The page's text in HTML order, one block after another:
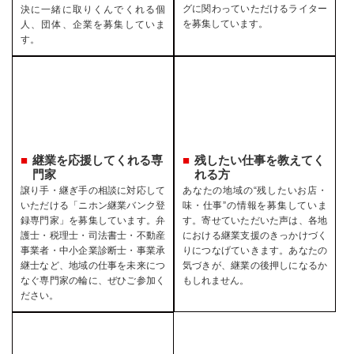
決に一緒に取りくんでくれる個
人、団体、企業を募集していま
す。
グに関わっていただけるライター
を募集しています。
継業を応援してくれる専
門家
譲り手・継ぎ手の相談に対応して
いただける「ニホン継業バンク登
録専門家」を募集しています。弁
護士・税理士・司法書士・不動産
事業者・中小企業診断士・事業承
継士など、地域の仕事を未来につ
なぐ専門家の輪に、ぜひご参加く
ださい。
残したい仕事を教えてく
れる方
あなたの地域の“残したいお店・
味・仕事”の情報を募集していま
す。寄せていただいた声は、各地
における継業支援のきっかけづく
りにつなげていきます。あなたの
気づきが、継業の後押しになるか
もしれません。